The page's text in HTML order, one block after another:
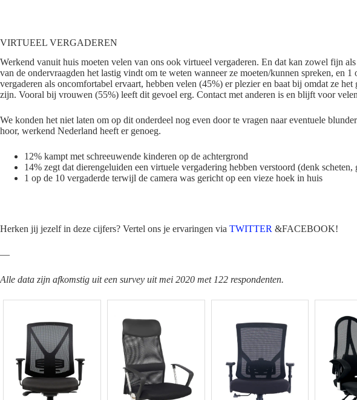
VIRTUEEL VERGADEREN
Werkend vanuit huis moeten velen van ons ook virtueel vergaderen. En dat kan zowel fijn
van de ondervraagden het lastig vindt om te weten wanneer ze moeten/kunnen spreken, en 1
vergaderen als oncomfortabel ervaart, hebben velen (45%) er plezier en baat bij omdat ze het
zijn. Vooral bij vrouwen (55%) leeft dit gevoel erg. Contact met anderen is en blijft voor
We konden het niet laten om op dit onderdeel nog even door te vragen naar eventuele
hoor, werkend Nederland heeft er genoeg.
12% kampt met schreeuwende kinderen op de achtergrond
14% zegt dat dierengeluiden een virtuele vergadering hebben verstoord (denk scheten,
1 op de 10 vergaderde terwijl de camera was gericht op een vieze hoek in huis
Herken jij jezelf in deze cijfers? Vertel ons je ervaringen via TWITTER &FACEBOOK!
—
Alle data zijn afkomstig uit een survey uit mei 2020 met 122 respondenten.